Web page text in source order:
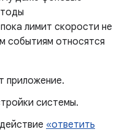
лимит скорости не
событиям относятся
приложение.
системы.
«ответить